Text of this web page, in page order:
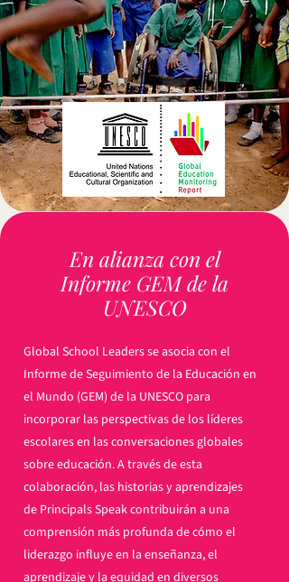
En alianza con el
Informe GEM de la
UNESCO
Global School Leaders se asocia con el
Informe de Seguimiento de la Educación en
el Mundo (GEM) de la UNESCO para
incorporar las perspectivas de los líderes
escolares en las conversaciones globales
sobre educación. A través de esta
colaboración, las historias y aprendizajes
de Principals Speak contribuirán a una
comprensión más profunda de cómo el
liderazgo influye en la enseñanza, el
aprendizaje y la equidad en diversos